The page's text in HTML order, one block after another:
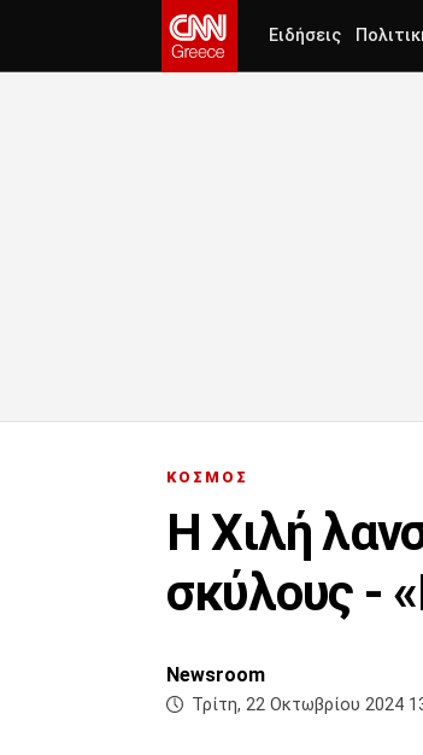
Ειδήσεις
ΚΟΣΜΟΣ
Η Χιλή
σκύλους -
Newsroom
Τρίτη, 22 Οκτωβρίου 2024